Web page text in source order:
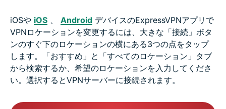
iOSや iOS Android デバイスのExpressVPNアプリで
VPNロケーションを変更するには、大きな「接続」ボタ
ンのすぐ下のロケーションの横にある3つの点をタップ
します。「おすすめ」と「すべてのロケーション」タブ
から検索するか、希望のロケーションを入力してくださ
い。選択するとVPNサーバーに接続されます。